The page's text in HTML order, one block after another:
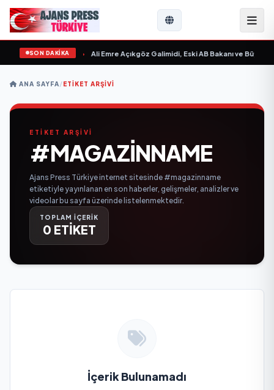
SON DAKİKA
“ yayımlandı Ali Emre Açıkgöz Galimidi, Eski AB Bakanı ve
ANA SAYFA/ETIKET ARŞIVI
ETİKET ARŞİVİ
#MAGAZINNAME
Ajans Press Türkiye internet sitesinde #magazinname
etiketiyle yayınlanan en son haberler, gelişmeler, analizler ve
videolar bu sayfa üzerinde listelenmektedir.
TOPLAM İÇERİK
0 ETİKET
İçerik Bulunamadı